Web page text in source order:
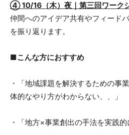
④ 10/16（木）夜｜第三回ワーク
仲間へのアイデア共有やフィード
を振り返ります。
■こんな方におすすめ
・「地域課題を解決するための事
体的なやり方がわからない、、」
・「地方×事業創出の手法を実践的